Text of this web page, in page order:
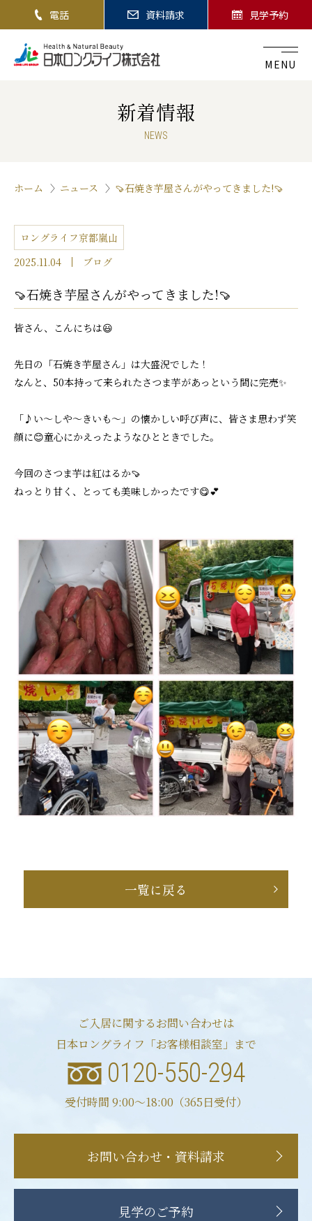
電話 資料請求 見学予約
MENU
新着情報
NEWS
ホーム ニュース 🍠石焼き芋屋さんがやってきました!🍠
ロングライフ京都嵐山
2025.11.04
ブログ
🍠石焼き芋屋さんがやってきました!🍠
皆さん、こんにちは😃
先日の「石焼き芋屋さん」は大盛況でした！
なんと、50本持って来られたさつま芋があっという間に完売✨
「♪い～しや～きいも～」の懐かしい呼び声に、皆さま思わず笑
顔に😊童心にかえったようなひとときでした。
今回のさつま芋は紅はるか🍠
ねっとり甘く、とっても美味しかったです😋💕
一覧に戻る
ご入居に関するお問い合わせは
日本ロングライフ「お客様相談室」まで
0120-550-294
受付時間 9:00〜18:00（365日受付）
お問い合わせ・資料請求
見学のご予約